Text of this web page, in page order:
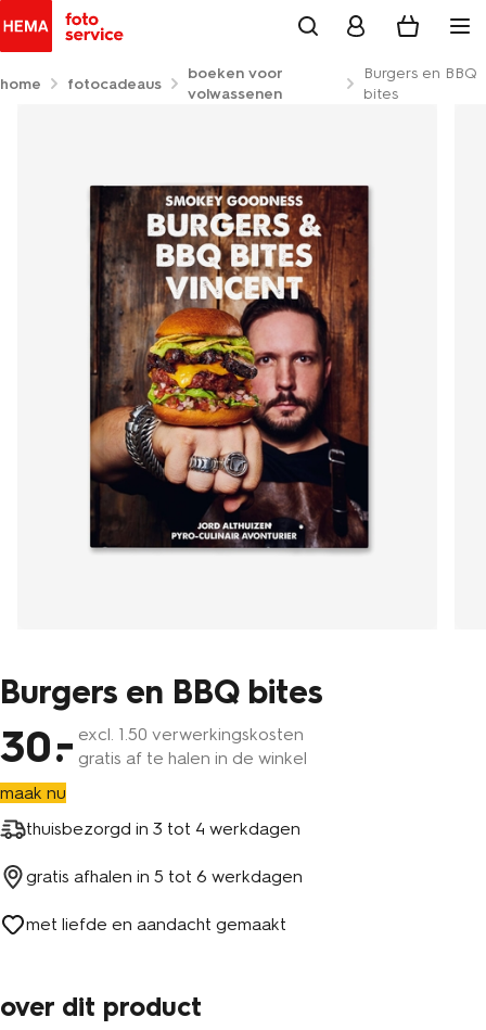
home fotocadeaus
boeken voor
volwassenen
Burgers en BBQ
bites
Burgers en BBQ bites
30 excl. 1 .50 verwerkingskosten
gratis af te halen in de winkel
maak nu
thuisbezorgd in 3 tot 4 werkdagen
gratis afhalen in 5 tot 6 werkdagen
met liefde en aandacht gemaakt
over dit product